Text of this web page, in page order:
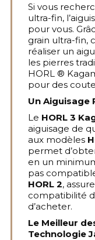
Si vous
ultra-fin,
pour vous.
grain ultra-fin,
réaliser un
les pierres
HORL ®
pour des
Un Aiguisage
Le HORL 3
aiguisage de
aux modèles
permet
en un
pas
HORL 2,
compatibilité
d’acheter.
Le Meilleur
Technologie